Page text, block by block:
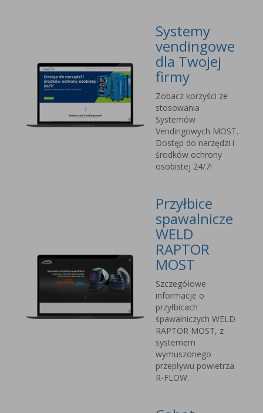
Systemy
vendingowe
dla Twojej
firmy
Zobacz korzyści ze
stosowania
Systemów
Vendingowych MOST.
Dostęp do narzędzi i
środków ochrony
osobistej 24/7!
Przyłbice
spawalnicze
WELD
RAPTOR
MOST
Szczegółowe
informacje o
przyłbicach
spawalniczych WELD
RAPTOR MOST, z
systemem
wymuszonego
przepływu powietrza
R-FLOW.